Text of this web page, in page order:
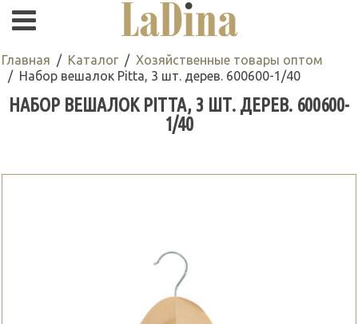
Главная Каталог
Хозяйственные товары оптом
Набор вешалок Pitta, 3 шт. дерев. 600600-1/40
НАБОР ВЕШАЛОК PITTA, 3 ШТ. ДЕРЕВ. 600600-
1/40